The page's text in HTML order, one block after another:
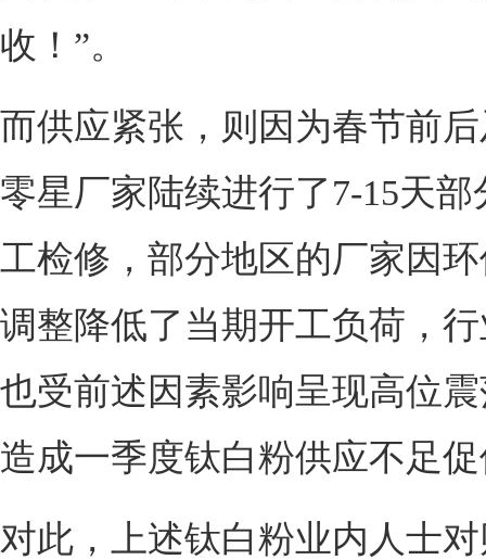
收！”。
而供应紧张，则因为春节前
零星厂家陆续进行了7-15天
工检修，部分地区的厂家因
调整降低了当期开工负荷，
也受前述因素影响呈现高位
造成一季度钛白粉供应不足
对此，上述钛白粉业内人士